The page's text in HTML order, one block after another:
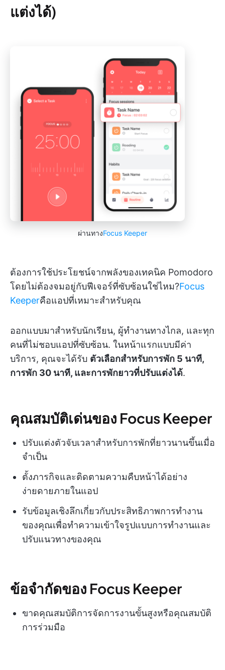
แต่งได้)
ผ่านทางFocus Keeper
ต้องการใช้ประโยชน์จากพลังของเทคนิค Pomodoro
โดยไม่ต้องจมอยู่กับฟีเจอร์ที่ซับซ้อนใช่ไหม?Focus
Keeperคือแอปที่เหมาะสำหรับคุณ
ออกแบบมาสำหรับนักเรียน, ผู้ทำงานทางไกล, และทุก
คนที่ไม่ชอบแอปที่ซับซ้อน. ในหน้าแรกแบบมีค่า
บริการ, คุณจะได้รับ ตัวเลือกสำหรับการพัก 5 นาที,
การพัก 30 นาที, และการพักยาวที่ปรับแต่งได้.
คุณสมบัติเด่นของ Focus Keeper
ปรับแต่งตัวจับเวลาสำหรับการพักที่ยาวนานขึ้นเมื่อ
จำเป็น
ตั้งภารกิจและติดตามความคืบหน้าได้อย่าง
ง่ายดายภายในแอป
รับข้อมูลเชิงลึกเกี่ยวกับประสิทธิภาพการทำงาน
ของคุณเพื่อทำความเข้าใจรูปแบบการทำงานและ
ปรับแนวทางของคุณ
ข้อจำกัดของ Focus Keeper
ขาดคุณสมบัติการจัดการงานขั้นสูงหรือคุณสมบัติ
การร่วมมือ